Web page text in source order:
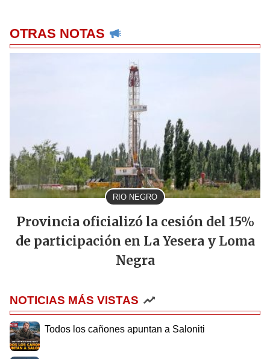
OTRAS NOTAS
RIO NEGRO
Provincia oficializó la cesión del 15%
de participación en La Yesera y Loma
Negra
NOTICIAS MÁS VISTAS
Todos los cañones apuntan a Saloniti